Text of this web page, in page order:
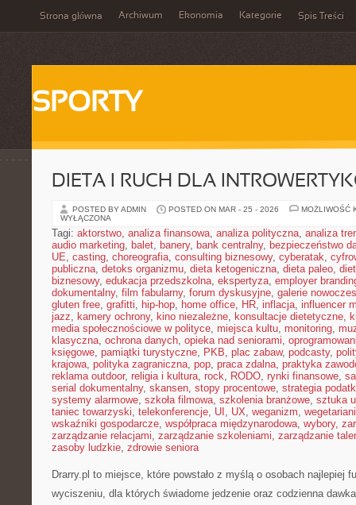
Strona główna Archiwum Ekonomia Kategorie Spis Treści
SPORTY
DIETA I RUCH DLA
POSTED BY ADMIN POSTED ON MAR - 25 - 2026
MOŻLIWOŚĆ
WYŁĄCZONA
Tagi: aktorstwo, analiza finansowa, analiza polityczna, analiza
audio marketing, balet, banery, bank centralny, bezpieczeństwo
UE, casting, choreografia, consulting biznesowy, cyberatak,
publiczna, detoks organizmu, dieta ketogeniczna, dieta paleo,
biznesowy, edukacja przedszkolna, ekspertyza, employer
dokumentalny, film fabularny, forum dyskusyjne, galerie
gluten free, grafitti, hip-hop, home office, HR, inflacja, influencer
jazz, kamery ochrony, kino niezależne, konsultacje dietetyczne,
media społecznościowe w polityce, miejsca kultu, monitoring,
klasyczna, ochrona danych, opieka nad seniorami,
księgowe, pamiątki turystyczne, PKB, plac zabaw, podcasty,
krajowa, polityka zagraniczna, pop, praca zdalna, praktyka
reklama outdoor, religia i kultura, rock, RODO, rynki finansowe,
serial dokumentalny, skansen, stopy procentowe, strategia
systemy alarmowe, szkoła filmowa, szkolenia branżowe, sztuka
taniec towarzyski, telekonferencje, UI , UX, weganizm,
wskaźniki gospodarcze, współpraca międzynarodowa, wybory,
zarządzanie relacjami, zarządzanie szkoleniami, zarządzanie
zasoby ludzkie, zdrowie seniora
Drarry.pl to miejsce, które powstało z myślą o osobach najlepiej
wyciszeniu, dla których świadome jedzenie oraz codzienna